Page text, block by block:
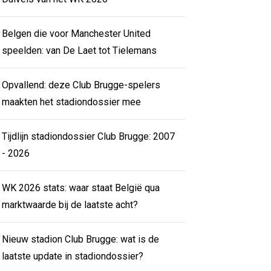
Belgen die voor Manchester United
speelden: van De Laet tot Tielemans
Opvallend: deze Club Brugge-spelers
maakten het stadiondossier mee
Tijdlijn stadiondossier Club Brugge: 2007
- 2026
WK 2026 stats: waar staat België qua
marktwaarde bij de laatste acht?
Nieuw stadion Club Brugge: wat is de
laatste update in stadiondossier?